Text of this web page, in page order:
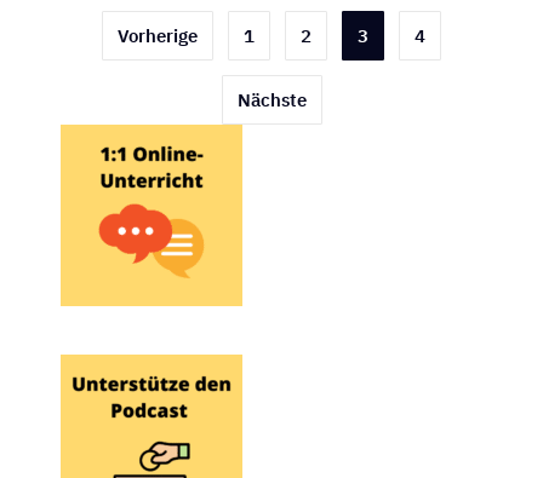
Seitennummerierung
der
Beiträge
Vorherige 1 2 3 4
Nächste